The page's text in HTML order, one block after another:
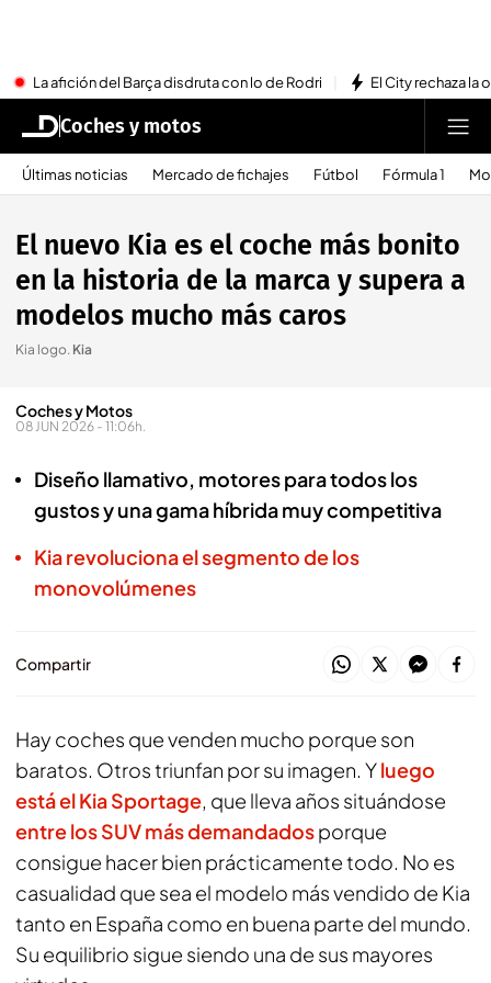
La afición del Barça disdruta con lo de Rodri El City rechaza la
Coches y motos
Últimas noticias Mercado de fichajes Fútbol Fórmula 1
El nuevo Kia es el coche más bonito
en la historia de la marca y supera a
modelos mucho más caros
Kia logo. Kia
Coches y Motos
08 JUN 2026 - 11:06h.
Diseño llamativo, motores para todos los
gustos y una gama híbrida muy competitiva
Kia revoluciona el segmento de los
monovolúmenes
Compartir
Hay coches que venden mucho porque son
baratos. Otros triunfan por su imagen. Yluego
está el Kia Sportage, que lleva años situándose
entre los SUV más demandadosporque
consigue hacer bien prácticamente todo. No es
casualidad que sea el modelo más vendido de Kia
tanto en España como en buena parte del mundo.
Su equilibrio sigue siendo una de sus mayores